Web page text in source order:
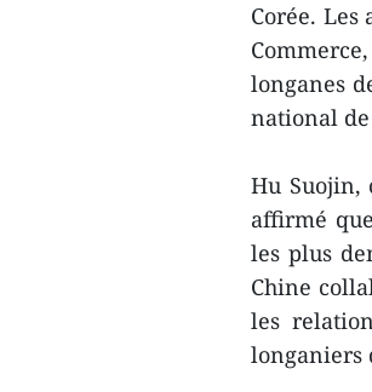
Corée.
longanes
national
Hu Suojin,
affirmé
les plus
Chine
les
longaniers